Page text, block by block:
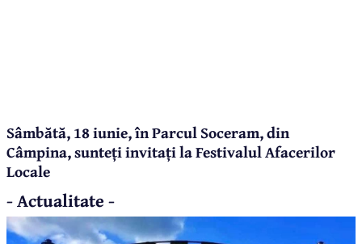
Sâmbătă, 18 iunie, în Parcul Soceram, din
Câmpina, sunteți invitați la Festivalul Afacerilor
Locale
- Actualitate -